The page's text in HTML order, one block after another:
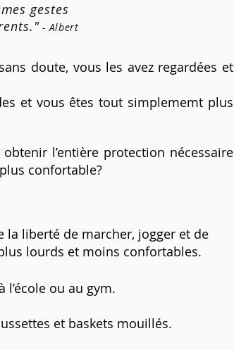
doute, vous les avez regardées et
et vous êtes tout simplememt plus
l’entière protection nécessaire
confortable?
gestes
- Albert
la liberté de marcher, jogger et de
lourds et moins confortables.
ou au gym.
et baskets mouillés.